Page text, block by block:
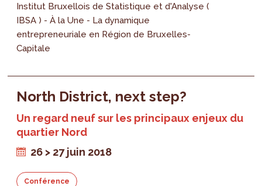
Institut Bruxellois de Statistique et d'Analyse (
IBSA ) - À la Une - La dynamique
entrepreneuriale en Région de Bruxelles-
Capitale
North District, next step?
Un regard neuf sur les principaux enjeux du
quartier Nord
26 > 27 juin 2018
Conférence